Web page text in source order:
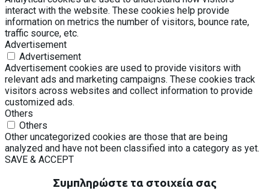
interact with the website. These cookies help provide
information on metrics the number of visitors, bounce rate,
traffic source, etc.
Advertisement
Advertisement
Advertisement cookies are used to provide visitors with
relevant ads and marketing campaigns. These cookies track
visitors across websites and collect information to provide
customized ads.
Others
Others
Other uncategorized cookies are those that are being
analyzed and have not been classified into a category as yet.
SAVE & ACCEPT
Συμπληρώστε τα στοιχεία σας